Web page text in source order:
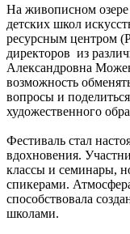
На живописном
детских школ
ресурсным центром
директоров из
Александровна
возможность
вопросы и
художественного
Фестиваль стал
вдохновения.
классы и семинары,
спикерами.
способствовала
школами.